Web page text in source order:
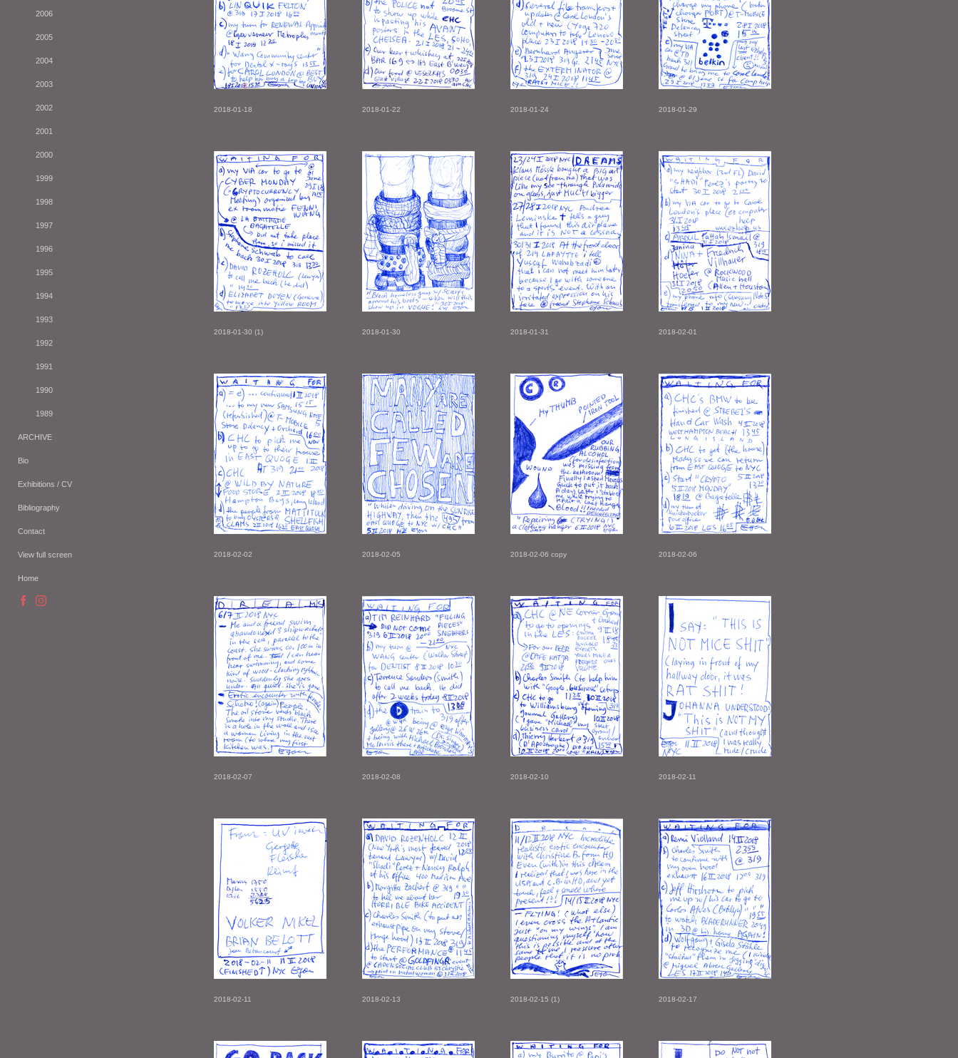
2006
2005
2004
2003
2002
2001
2000
1999
1998
1997
1996
1995
1994
1993
1992
1991
1990
1989
ARCHIVE
Bio
Exhibitions / CV
Bibliography
Contact
View full screen
Home
2018-01-18 2018-01-22 2018-01-24 2018-01-29
2018-01-30 (1) 2018-01-30 2018-01-31 2018-02-01
2018-02-02 2018-02-05 2018-02-06 copy 2018-02-06
2018-02-07 2018-02-08 2018-02-10 2018-02-11
2018-02-11 2018-02-13 2018-02-15 (1) 2018-02-17